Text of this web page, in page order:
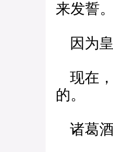
来发誓。
因为皇
现在，
的。
诸葛